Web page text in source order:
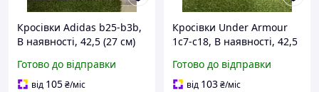
Кросівки Adidas b25-b3b,
В наявності, 42,5 (27 см)
Готово до відправки
від 105₴/міс
Кросівки Under Armour
1c7-c18, В наявності, 42,5
Готово до відправки
від 103₴/міс